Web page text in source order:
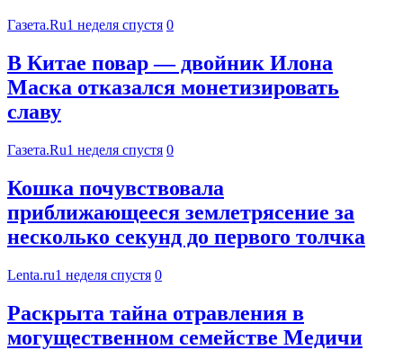
Газета.Ru1 неделя спустя 0
В Китае повар — двойник Илона
Маска отказался монетизировать
славу
Газета.Ru1 неделя спустя 0
Кошка почувствовала
приближающееся землетрясение за
несколько секунд до первого толчка
Lenta.ru1 неделя спустя 0
Раскрыта тайна отравления в
могущественном семействе Медичи